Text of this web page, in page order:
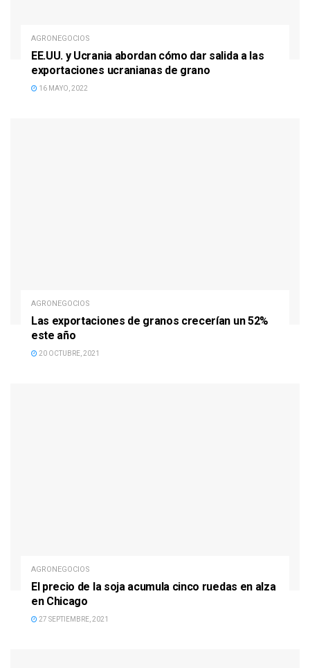
AGRONEGOCIOS
EE.UU. y Ucrania abordan cómo dar salida a las
exportaciones ucranianas de grano
16 MAYO, 2022
AGRONEGOCIOS
Las exportaciones de granos crecerían un 52%
este año
20 OCTUBRE, 2021
AGRONEGOCIOS
El precio de la soja acumula cinco ruedas en alza
en Chicago
27 SEPTIEMBRE, 2021